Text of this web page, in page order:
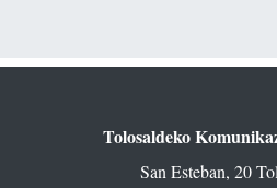
Tolosaldeko
San Esteban, 20